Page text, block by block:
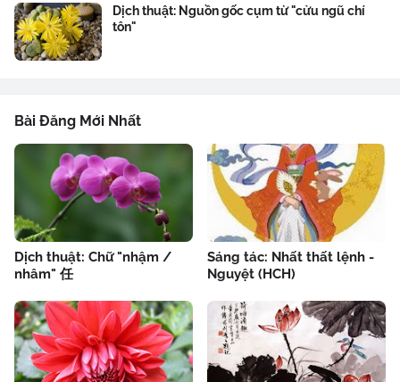
Dịch thuật: Nguồn gốc cụm từ "cửu ngũ chí
tôn"
Bài Đăng Mới Nhất
Dịch thuật: Chữ "nhậm /
nhâm" 任
Sáng tác: Nhất thất lệnh -
Nguyệt (HCH)